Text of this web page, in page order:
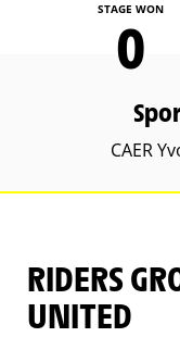
STAGE WON
0
CAER
RIDERS GROUPAMA-FDJ
UNITED